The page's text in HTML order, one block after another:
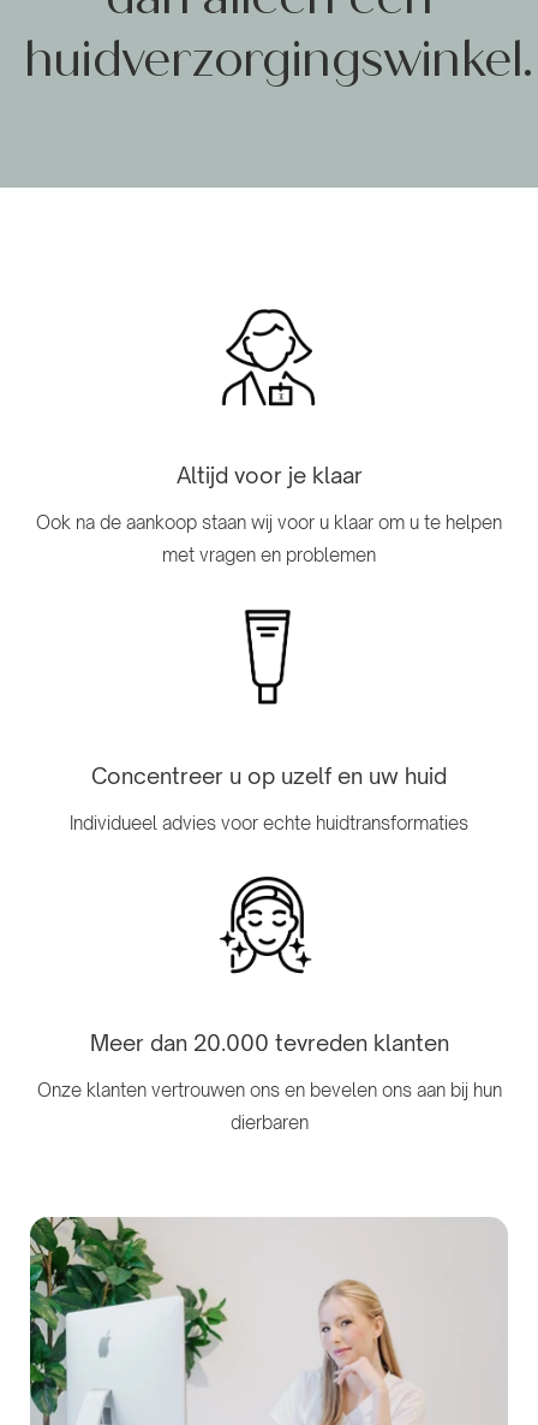
huidverzorgingswinkel.
Altijd voor je klaar
Ook na de aankoop staan ​​wij voor u klaar om u te helpen
met vragen en problemen
Concentreer u op uzelf en uw huid
Individueel advies voor echte huidtransformaties
Meer dan 20.000 tevreden klanten
Onze klanten vertrouwen ons en bevelen ons aan bij hun
dierbaren